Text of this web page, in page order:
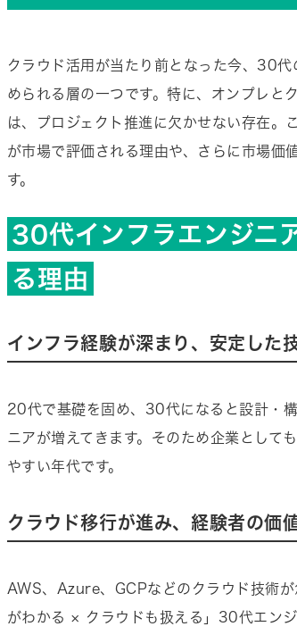
クラウド活用が当たり前となった今、30
められる層の一つです。特に、オンプレと
は、プロジェクト推進に欠かせない存在。
が市場で評価される理由や、さらに市場価
す。
30代インフラエンジニ
る理由
インフラ経験が深まり、安定した
20代で基礎を固め、30代になると設計・
ニアが増えてきます。そのため企業として
やすい年代です。
クラウド移行が進み、経験者の価
AWS、Azure、GCPなどのクラウド技術
がわかる × クラウドも扱える」30代エン